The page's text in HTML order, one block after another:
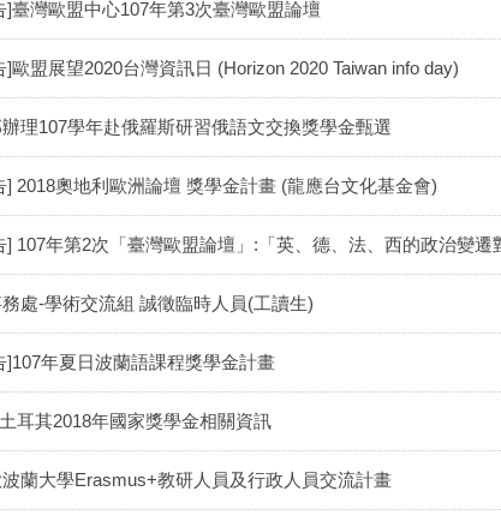
]臺灣歐盟中心107年第3次臺灣歐盟論壇
]歐盟展望2020台灣資訊日 (Horizon 2020 Taiwan info day)
理107學年赴俄羅斯研習俄語文交換獎學金甄選
] 2018奧地利歐洲論壇 獎學金計畫 (龍應台文化基金會)
] 107年第2次「臺灣歐盟論壇」:「英、德、法、西的政治變遷
處-學術交流組 誠徵臨時人員(工讀生)
]107年夏日波蘭語課程獎學金計畫
耳其2018年國家獎學金相關資訊
蘭大學Erasmus+教研人員及行政人員交流計畫